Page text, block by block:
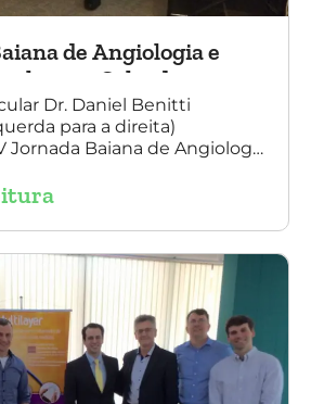
de Angiologia e
em Salvador
Dr. Daniel Benitti
para a direita)
Jornada Baiana de Angiologia
foto também está
Brasileira de Angiologia e
Bahia.